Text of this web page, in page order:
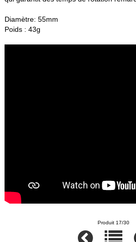
Diamètre: 55mm
Poids : 43g
Produit 17/30